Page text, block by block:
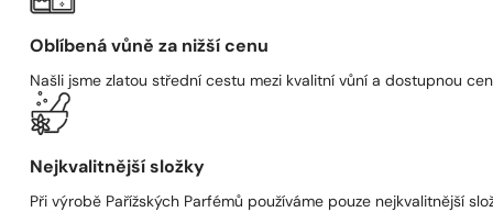
Oblíbená vůně za nižší cenu
Našli jsme zlatou střední cestu mezi kvalitní vůní a dostupnou
Nejkvalitnější složky
Při výrobě Pařížských Parfémů používáme pouze nejkvalitnější